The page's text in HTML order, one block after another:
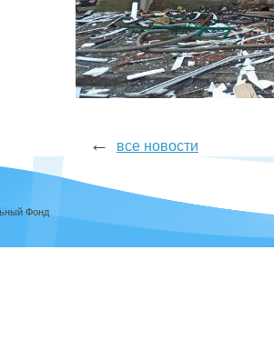
← все новости
Фонд